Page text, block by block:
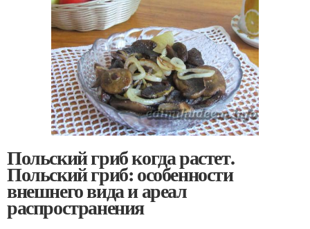
Польский гриб когда растет.
Польский гриб: особенности
внешнего вида и ареал
распространения